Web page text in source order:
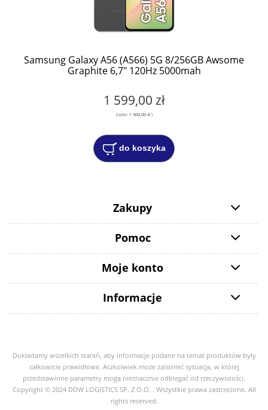
Samsung Galaxy A56 (A566) 5G 8/256GB Awsome
Graphite 6,7" 120Hz 5000mah
1 599,00 zł
(netto: 1 300,00 zł)
do koszyka
Zakupy
Pomoc
Moje konto
Informacje
Dokładamy wszelkich starań, aby informacje podane na temat produktów były
całkowicie prawidłowe. Aczkolwiek może zaistnieć sytuacja, w której
przedstawione parametry mogą nieznacznie odbiegać od rzeczywistości.
Copyright © 2024 DDW LOGISTICS SP. Z O.O. . Wszystkie prawa zastrzeżone. All
rights reserved.